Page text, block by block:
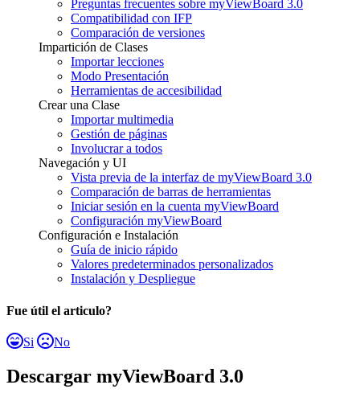
Preguntas frecuentes sobre myViewBoard 3.0
Compatibilidad con IFP
Comparación de versiones
Impartición de Clases
Importar lecciones
Modo Presentación
Herramientas de accesibilidad
Crear una Clase
Importar multimedia
Gestión de páginas
Involucrar a todos
Navegación y UI
Vista previa de la interfaz de myViewBoard 3.0
Comparación de barras de herramientas
Iniciar sesión en la cuenta myViewBoard
Configuración myViewBoard
Configuración e Instalación
Guía de inicio rápido
Valores predeterminados personalizados
Instalación y Despliegue
Fue útil el articulo?
Si No
Descargar myViewBoard 3.0